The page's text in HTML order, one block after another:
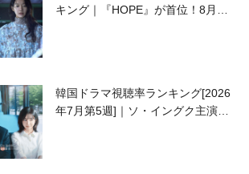
キング｜『HOPE』が首位！8月公
韓国ドラマ視聴率ランキング[2026
年7月第5週]｜ソ・イングク主演の